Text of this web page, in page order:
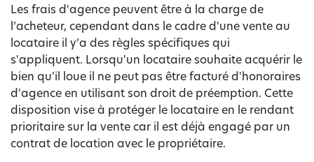
Les frais d'agence peuvent être à la charge de
l’acheteur, cependant dans le cadre d'une vente au
locataire il y’a des règles spécifiques qui
s'appliquent. Lorsqu'un locataire souhaite acquérir le
bien qu'il loue il ne peut pas être facturé d'honoraires
d'agence en utilisant son droit de préemption. Cette
disposition vise à protéger le locataire en le rendant
prioritaire sur la vente car il est déjà engagé par un
contrat de location avec le propriétaire.